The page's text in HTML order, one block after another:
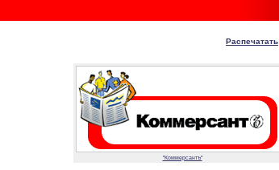
Распечатать
"Коммерсантъ"